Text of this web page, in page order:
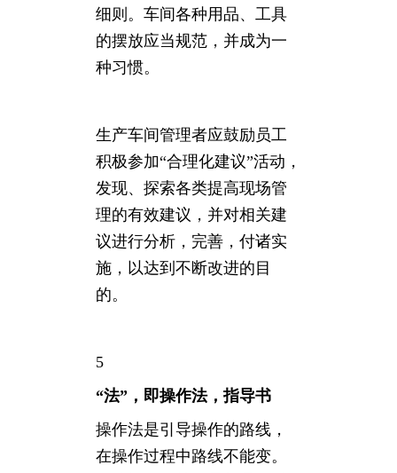
细则。车间各种用品、工具
的摆放应当规范，并成为一
种习惯。
生产车间管理者应鼓励员工
积极参加“合理化建议”活动，
发现、探索各类提高现场管
理的有效建议，并对相关建
议进行分析，完善，付诸实
施，以达到不断改进的目
的。
5
“法”，即操作法，指导书
操作法是引导操作的路线，
在操作过程中路线不能变。